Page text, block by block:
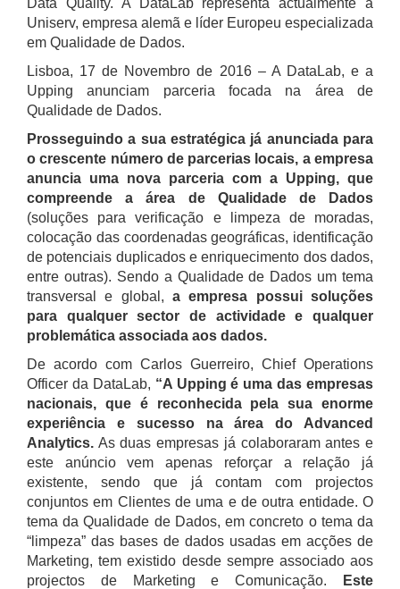
Data Quality. A DataLab representa actualmente a
Uniserv, empresa alemã e líder Europeu especializada
em Qualidade de Dados.
Lisboa, 17 de Novembro de 2016 – A DataLab, e a
Upping anunciam parceria focada na área de
Qualidade de Dados.
Prosseguindo a sua estratégica já anunciada para
o crescente número de parcerias locais, a empresa
anuncia uma nova parceria com a Upping, que
compreende a área de Qualidade de Dados
(soluções para verificação e limpeza de moradas,
colocação das coordenadas geográficas, identificação
de potenciais duplicados e enriquecimento dos dados,
entre outras). Sendo a Qualidade de Dados um tema
transversal e global, a empresa possui soluções
para qualquer sector de actividade e qualquer
problemática associada aos dados.
De acordo com Carlos Guerreiro, Chief Operations
Officer da DataLab, “A Upping é uma das empresas
nacionais, que é reconhecida pela sua enorme
experiência e sucesso na área do Advanced
Analytics. As duas empresas já colaboraram antes e
este anúncio vem apenas reforçar a relação já
existente, sendo que já contam com projectos
conjuntos em Clientes de uma e de outra entidade. O
tema da Qualidade de Dados, em concreto o tema da
“limpeza” das bases de dados usadas em acções de
Marketing, tem existido desde sempre associado aos
projectos de Marketing e Comunicação.
Este